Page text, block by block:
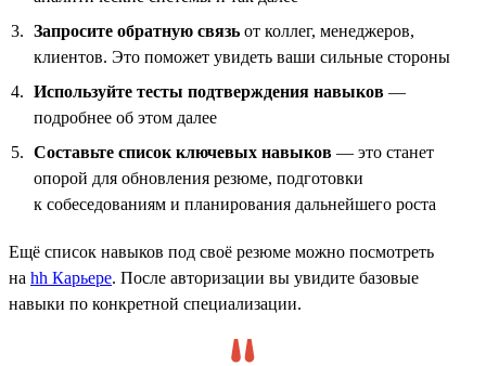
Запросите обратную связь от коллег, менеджеров,
клиентов. Это поможет увидеть ваши сильные стороны
Используйте тесты подтверждения навыков —
подробнее об этом далее
Составьте список ключевых навыков — это станет
опорой для обновления резюме, подготовки
к собеседованиям и планирования дальнейшего роста
Ещё список навыков под своё резюме можно посмотреть
на hh Карьере. После авторизации вы увидите базовые
навыки по конкретной специализации.